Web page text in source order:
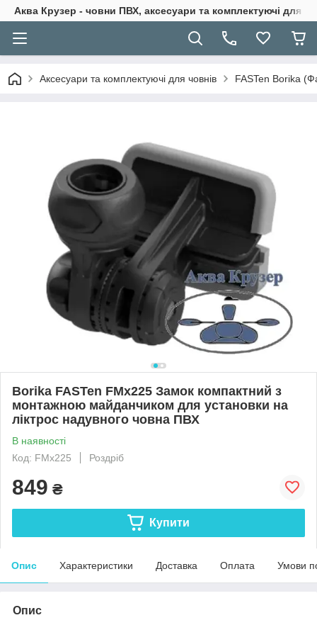
Аква Крузер - човни ПВХ, аксесуари та комплектуючі для
Аксесуари та комплектуючі для човнів FASTen Borika
Borika FASTen FMx225 Замок компактний з
монтажною майданчиком для установки на
ліктрос надувного човна ПВХ
В наявності
Код: FMx225
Роздріб
849 ₴
Купити
Опис Характеристики Доставка Оплата Умови
Опис